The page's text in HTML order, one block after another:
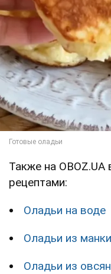
Также на
рецептами:
Оладьи на воде
Оладьи из манки
Оладьи из